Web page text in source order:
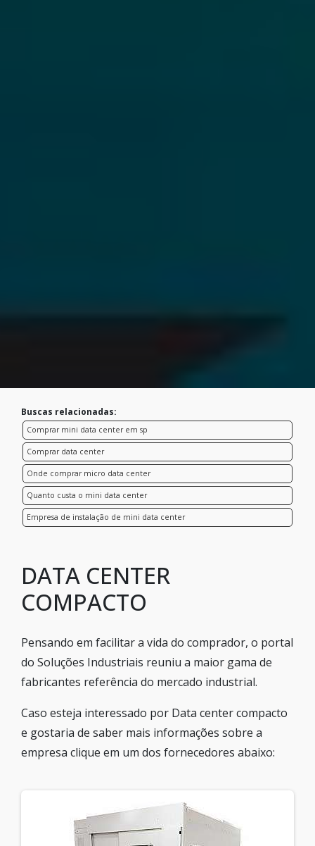
Buscas relacionadas:
Comprar mini data center em sp
Comprar data center
Onde comprar micro data center
Quanto custa o mini data center
Empresa de instalação de mini data center
DATA CENTER
COMPACTO
Pensando em facilitar a vida do comprador, o portal
do Soluções Industriais reuniu a maior gama de
fabricantes referência do mercado industrial.
Caso esteja interessado por Data center compacto
e gostaria de saber mais informações sobre a
empresa clique em um dos fornecedores abaixo: